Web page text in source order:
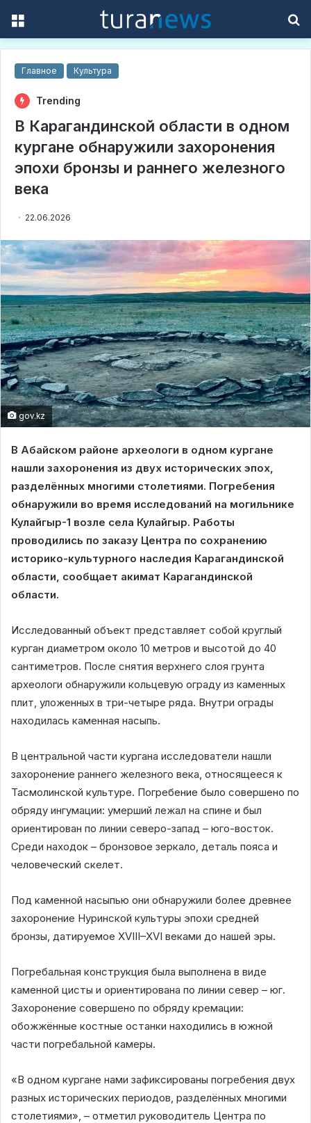
Главное Культура
Trending
В Карагандинской области в одном
кургане обнаружили захоронения
эпохи бронзы и раннего железного
века
22.06.2026
gov.kz
В Абайском районе археологи в одном кургане
нашли захоронения из двух исторических эпох,
разделённых многими столетиями. Погребения
обнаружили во время исследований на могильнике
Кулайгыр-1 возле села Кулайгыр. Работы
проводились по заказу Центра по сохранению
историко-культурного наследия Карагандинской
области, сообщает акимат Карагандинской
области.
Исследованный объект представляет собой круглый
курган диаметром около 10 метров и высотой до 40
сантиметров. После снятия верхнего слоя грунта
археологи обнаружили кольцевую ограду из каменных
плит, уложенных в три-четыре ряда. Внутри ограды
находилась каменная насыпь.
В центральной части кургана исследователи нашли
захоронение раннего железного века, относящееся к
Тасмолинской культуре. Погребение было совершено по
обряду ингумации: умерший лежал на спине и был
ориентирован по линии северо-запад – юго-восток.
Среди находок – бронзовое зеркало, деталь пояса и
человеческий скелет.
Под каменной насыпью они обнаружили более древнее
захоронение Нуринской культуры эпохи средней
бронзы, датируемое XVIII–XVI веками до нашей эры.
Погребальная конструкция была выполнена в виде
каменной цисты и ориентирована по линии север – юг.
Захоронение совершено по обряду кремации:
обожжённые костные останки находились в южной
части погребальной камеры.
«В одном кургане нами зафиксированы погребения двух
разных исторических периодов, разделённых многими
столетиями», – отметил руководитель Центра по